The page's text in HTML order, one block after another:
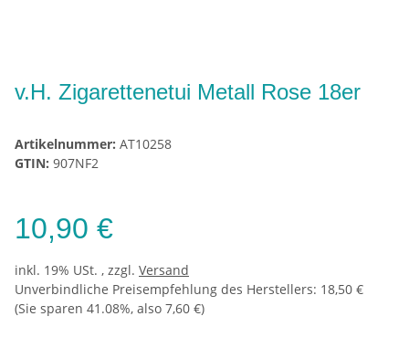
v.H. Zigarettenetui Metall Rose 18er
Artikelnummer: AT10258
GTIN: 907NF2
10,90 €
inkl. 19% USt. , zzgl. Versand
Unverbindliche Preisempfehlung des Herstellers: 18,50 €
(Sie sparen 41.08%, also 7,60 €)